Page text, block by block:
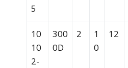
5
10
10
2-
300
0D
2
1
0
12